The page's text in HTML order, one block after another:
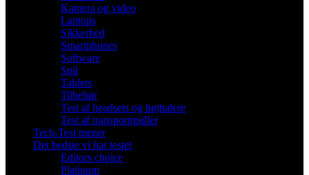
Kamera og video
Laptops
Sikkerhed
Smartphones
Software
Spil
Tablets
Tilbehør
Test af headsets og højttalere
Test af transportmidler
Tech-Test mener
Det bedste vi har testet
Editors choice
Platinum